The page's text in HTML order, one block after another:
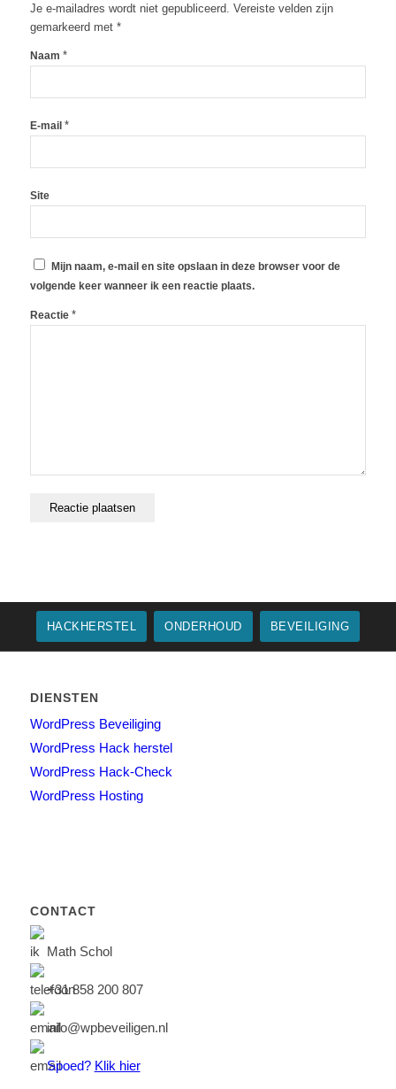
Je e-mailadres wordt niet gepubliceerd. Vereiste velden zijn
gemarkeerd met *
Naam *
E-mail *
Site
Mijn naam, e-mail en site opslaan in deze browser voor de
volgende keer wanneer ik een reactie plaats.
Reactie *
HACKHERSTEL ONDERHOUD BEVEILIGING
DIENSTEN
WordPress Beveiliging
WordPress Hack herstel
WordPress Hack-Check
WordPress Hosting
CONTACT
Math Schol
+31 858 200 807
info@wpbeveiligen.nl
Spoed? Klik hier